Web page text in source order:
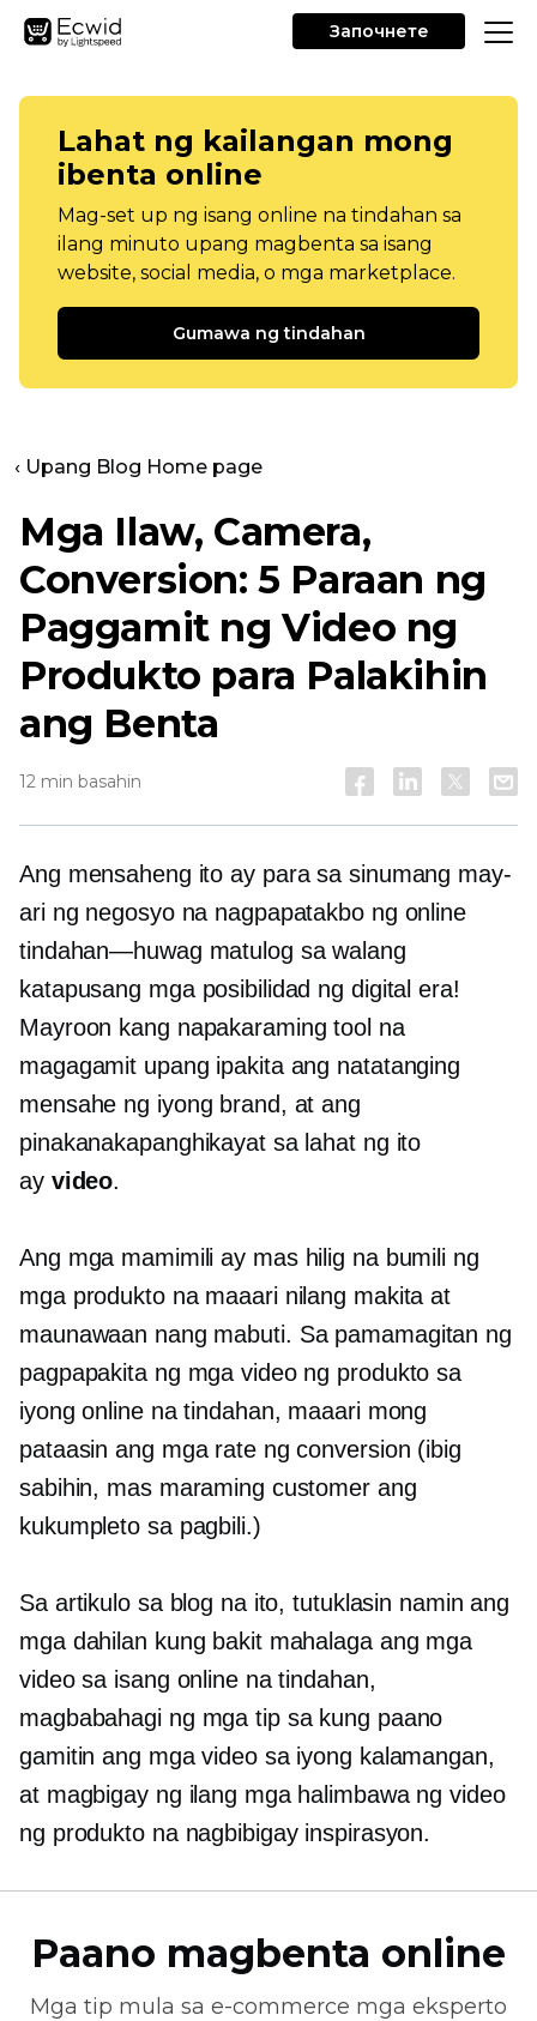
Започнете
Lahat ng kailangan mong
ibenta online
Mag-set up ng isang online na tindahan sa
ilang minuto upang magbenta sa isang
website, social media, o mga marketplace.
Gumawa ng tindahan
‹ Upang Blog Home page
Mga Ilaw, Camera,
Conversion: 5 Paraan ng
Paggamit ng Video ng
Produkto para Palakihin
ang Benta
12 min basahin
Ang mensaheng ito ay para sa sinumang may-
ari ng negosyo na nagpapatakbo ng online
tindahan—huwag matulog sa walang
katapusang mga posibilidad ng digital era!
Mayroon kang napakaraming tool na
magagamit upang ipakita ang natatanging
mensahe ng iyong brand, at ang
pinakanakapanghikayat sa lahat ng ito
ay video.
Ang mga mamimili ay mas hilig na bumili ng
mga produkto na maaari nilang makita at
maunawaan nang mabuti. Sa pamamagitan ng
pagpapakita ng mga video ng produkto sa
iyong online na tindahan, maaari mong
pataasin ang mga rate ng conversion (ibig
sabihin, mas maraming customer ang
kukumpleto sa pagbili.)
Sa artikulo sa blog na ito, tutuklasin namin ang
mga dahilan kung bakit mahalaga ang mga
video sa isang online na tindahan,
magbabahagi ng mga tip sa kung paano
gamitin ang mga video sa iyong kalamangan,
at magbigay ng ilang mga halimbawa ng video
ng produkto na nagbibigay inspirasyon.
Paano magbenta online
Mga tip mula sa e-commerce mga eksperto